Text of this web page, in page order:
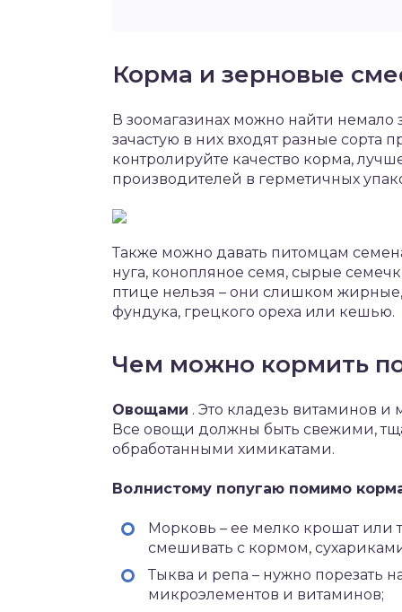
Корма и зерновые
В зоомагазинах можно найти немало
зачастую в них входят разные сорта
контролируйте качество корма,
производителей в герметичных
Также можно давать питомцам
нуга, конопляное семя, сырые
птице нельзя – они слишком
фундука, грецкого ореха или кешью.
Чем можно кормить
Овощами . Это кладезь витаминов
Все овощи должны быть свежими,
обработанными химикатами.
Волнистому попугаю помимо
Морковь – ее мелко крошат или
смешивать с кормом,
Тыква и репа – нужно порезать
микроэлементов и витаминов;